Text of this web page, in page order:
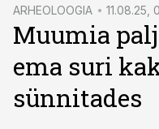
ARHEOLOOGIA 11.08.25,
Muumia
ema suri
sünnitades